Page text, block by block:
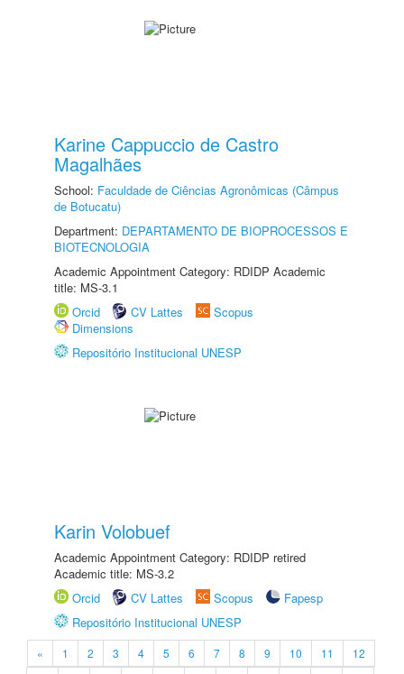
Karine Cappuccio de Castro
Magalhães
School: Faculdade de Ciências Agronômicas (Câmpus
de Botucatu)
Department: DEPARTAMENTO DE BIOPROCESSOS E
BIOTECNOLOGIA
Academic Appointment Category: RDIDP Academic
title: MS-3.1
Orcid
CV Lattes
Scopus
Dimensions
Repositório Institucional UNESP
Karin Volobuef
Academic Appointment Category: RDIDP retired
Academic title: MS-3.2
Orcid
CV Lattes Scopus
Fapesp
Repositório Institucional UNESP
« 1 2 3 4 5 6 7 8 9 10 11
12